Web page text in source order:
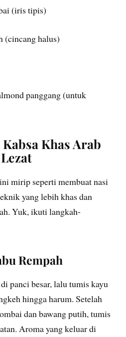
(iris tipis)
(cincang halus)
panggang (untuk
Khas Arab
mirip seperti membuat nasi
yang lebih khas dan
Yuk, ikuti langkah-
Rempah
panci besar, lalu tumis kayu
hingga harum. Setelah
dan bawang putih, tumis
Aroma yang keluar di